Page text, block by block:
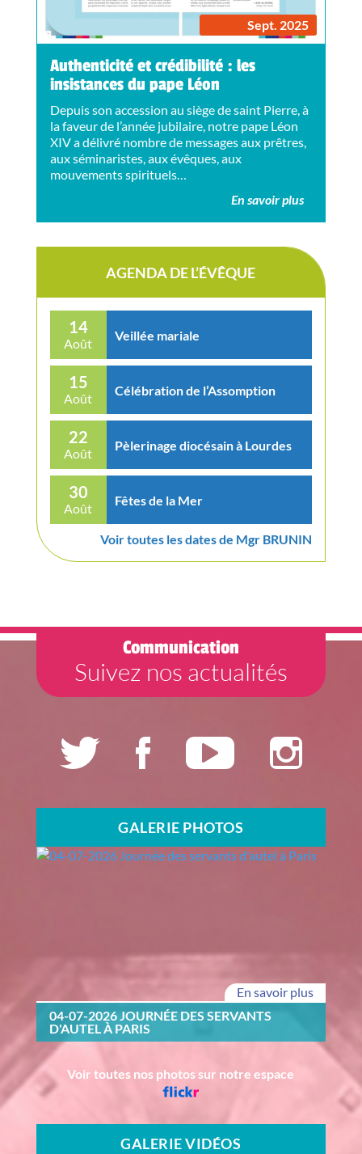
Sept. 2025
Authenticité et crédibilité : les
insistances du pape Léon
Depuis son accession au siège de saint Pierre, à
la faveur de l’année jubilaire, notre pape Léon
XIV a délivré nombre de messages aux prêtres,
aux séminaristes, aux évêques, aux
mouvements spirituels…
En savoir plus
AGENDA DE L’ÉVÊQUE
14
Août
Veillée mariale
15
Août
Célébration de l’Assomption
22
Août
Pèlerinage diocésain à Lourdes
30
Août
Fêtes de la Mer
Voir toutes les dates de Mgr BRUNIN
Communication
Suivez nos actualités
GALERIE PHOTOS
04-07-2026 JOURNÉE DES SERVANTS
D'AUTEL À PARIS
En savoir plus
Voir toutes nos photos sur notre espace
GALERIE VIDÉOS